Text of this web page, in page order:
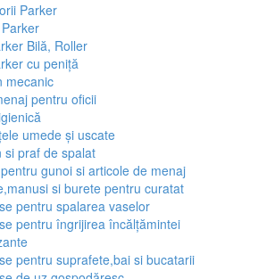
Parker
Bilă, Roller
cu peniță
mecanic
pentru oficii
umede și uscate
si praf de spalat
gunoi si articole de menaj
si burete pentru curatat
pentru spalarea vaselor
pentru îngrijirea încălțămintei
pentru suprafete,bai si bucatarii